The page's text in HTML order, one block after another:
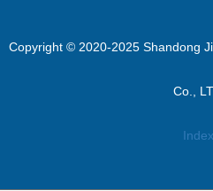
Copyright © 2020-2025 Shandong
Co.,
Index